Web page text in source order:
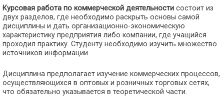
Курсовая работа по коммерческой деятельности состоит из
двух разделов, где необходимо раскрыть основы самой
дисциплины и дать организационно-экономическую
характеристику предприятия либо компании, где учащийся
проходил практику. Студенту необходимо изучить множество
источников информации.
Дисциплина предполагает изучение коммерческих процессов,
осуществляющихся в оптовых и розничных торговых сетях,
что обязательно указывается в теоретической части.